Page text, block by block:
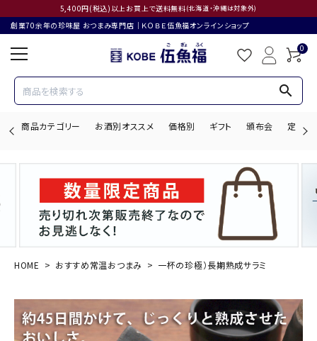
5,400円(税込)以上お買上で送料無料(北海道・沖縄は対象外)
創業70余年の珍味屋 おつまみ専門店│ＫＯＢＥ伍魚福オンラインショップ
0
search
商品カテゴリー お酒別オススメ 価格別 ギフト 頒布会 定期購
search
ACCOUNT MENU
商品カテゴリー
HOME おすすめ常温おつまみ 一杯の珍極）長期熟成サラミ